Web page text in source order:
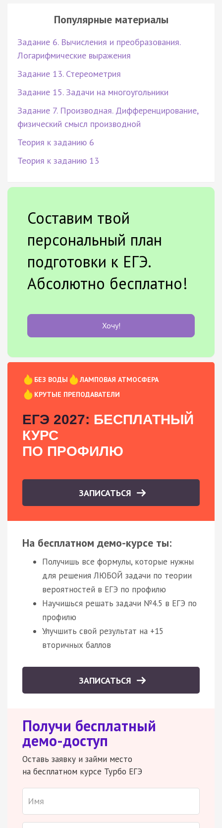
Популярные материалы
Задание 6. Вычисления и преобразования.
Логарифмические выражения
Задание 13. Стереометрия
Задание 15. Задачи на многоугольники
Задание 7. Производная. Дифференцирование,
физический смысл производной
Теория к заданию 6
Теория к заданию 13
Составим твой
персональный план
подготовки к ЕГЭ.
Абсолютно бесплатно!
Хочу!
БЕЗ ВОДЫ
ЛАМПОВАЯ АТМОСФЕРА
КРУТЫЕ ПРЕПОДАВАТЕЛИ
ЕГЭ 2027: БЕСПЛАТНЫЙ
КУРС
ПО ПРОФИЛЮ
ЗАПИСАТЬСЯ
На бесплатном демо-курсе ты:
Получишь все формулы, которые нужны
для решения ЛЮБОЙ задачи по теории
вероятностей в ЕГЭ по профилю
Научишься решать задачи №4.5 в ЕГЭ по
профилю
Улучшить свой результат на +15
вторичных баллов
ЗАПИСАТЬСЯ
Получи бесплатный
демо-доступ
Оставь заявку и займи место
на бесплатном курсе Турбо ЕГЭ